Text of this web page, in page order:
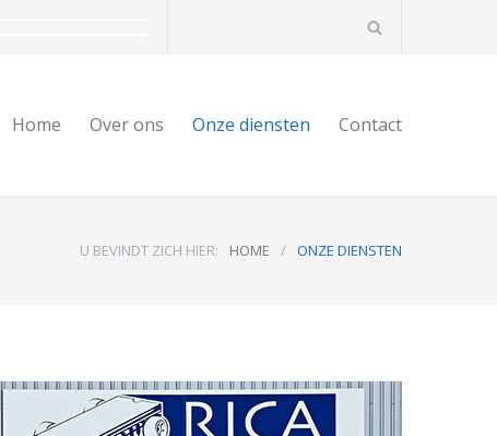
Home Over ons Onze diensten Contact
U BEVINDT ZICH HIER: HOME / ONZE DIENSTEN